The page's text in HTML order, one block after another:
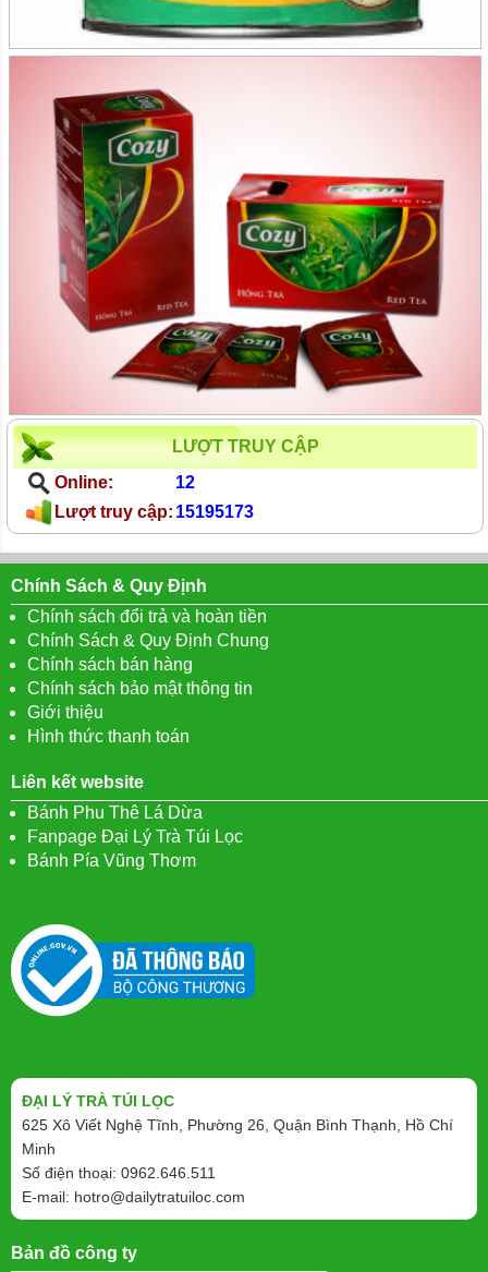
LƯỢT TRUY CẬP
Online:
12
Lượt truy cập: 15195173
Chính Sách & Quy Định
Chính sách đổi trả và hoàn tiền
Chính Sách & Quy Định Chung
Chính sách bán hàng
Chính sách bảo mật thông tin
Giới thiệu
Hình thức thanh toán
Liên kết website
Bánh Phu Thê Lá Dừa
Fanpage Đại Lý Trà Túi Lọc
Bánh Pía Vũng Thơm
ĐẠI LÝ TRÀ TÚI LỌC
625 Xô Viết Nghệ Tĩnh, Phường 26, Quận Bình Thạnh, Hồ Chí
Minh
Số điện thoại: 0962.646.511
E-mail: hotro@dailytratuiloc.com
Bản đồ công ty